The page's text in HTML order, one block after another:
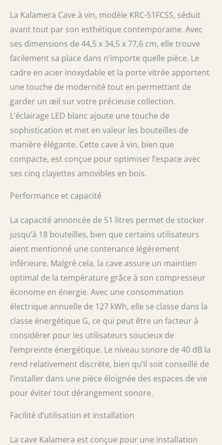
amovibles, possibilité de mettre 15 bouteilles
couchées et 3 bouteilles debout. Parfait pour
conserver son le vin rosé, blanc et pétillant à
bonne température mais aussi d'autres
produits qui nécessitent un peu de fraicheur.
Compresseur puissant: La descente en
température était très rapide grâce au
compresseur. Bon fonctionnement et
silencieuse, la Caves à vin vous dérange pas
dans la cuisine ou le salon. L'avantage
Kalamera: Une refroidissement plus sûre et
plus rapide grâce à notre technologie de
500,000 d'utilisateurs satisfaits et dégustez
votre vin préféré.
La Kalamera Cave à vin, modèle KRC-51FCSS, séduit
avant tout par son esthétique contemporaine. Avec
ses dimensions de 44,5 x 34,5 x 77,6 cm, elle trouve
facilement sa place dans n’importe quelle pièce. Le
cadre en acier inoxydable et la porte vitrée apportent
une touche de modernité tout en permettant de
garder un œil sur votre précieuse collection.
L’éclairage LED blanc ajoute une touche de
sophistication et met en valeur les bouteilles de
manière élégante. Cette cave à vin, bien que
compacte, est conçue pour optimiser l’espace avec
ses cinq clayettes amovibles en bois.
Performance et capacité
La capacité annoncée de 51 litres permet de stocker
jusqu’à 18 bouteilles, bien que certains utilisateurs
aient mentionné une contenance légèrement
inférieure. Malgré cela, la cave assure un maintien
optimal de la température grâce à son compresseur
économe en énergie. Avec une consommation
électrique annuelle de 127 kWh, elle se classe dans la
classe énergétique G, ce qui peut être un facteur à
considérer pour les utilisateurs soucieux de
l’empreinte énergétique. Le niveau sonore de 40 dB la
rend relativement discrète, bien qu’il soit conseillé de
l’installer dans une pièce éloignée des espaces de vie
pour éviter tout dérangement sonore.
Facilité d’utilisation et installation
La cave Kalamera est conçue pour une installation